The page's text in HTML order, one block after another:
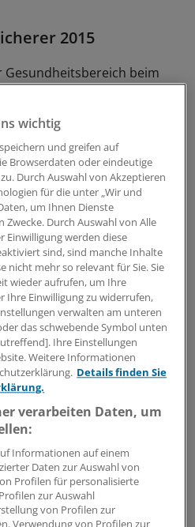
2015
Gesundheitsbereich beim
entfallen. Die Attacke mit
Datensätzen betraf laut
Anthem, der vor
Opfer von Cyber-Kriminalität
als 78 Millionen
An dritter Stelle steht
gestohlenen
Institution aus dem Bereich
Information
Organisation beliefert viele
Software.
zu urteilen, kamen die
gespeicherte Informationen
Angreifern (58 Prozent). Nur
Insider zurückzuführen.
in circa 24 Prozent der Fälle,
kamen, um Versehen
wichtig
und greifen auf
Browserdaten oder eindeutige
Durch Auswahl von Akzeptieren
für die unter „Wir und
um Ihnen Dienste
Durch Auswahl von Alle
Einwilligung werden diese
sind, sind manche Inhalte
nicht mehr so relevant für Sie. Sie
wieder aufrufen, um Ihre
Ihre Einwilligung zu widerrufen,
verwalten am unteren
das schwebende Symbol unten
Ihre Einstellungen
Weitere Informationen
Details finden Sie
verarbeiten Daten, um
Informationen auf einem
Daten zur Auswahl von
Profilen für personalisierte
zur Auswahl
von Profilen zur